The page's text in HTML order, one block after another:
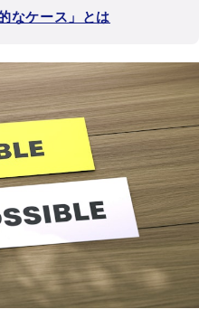
なケース」とは